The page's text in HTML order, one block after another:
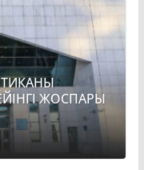
ЖОСПАРЫ